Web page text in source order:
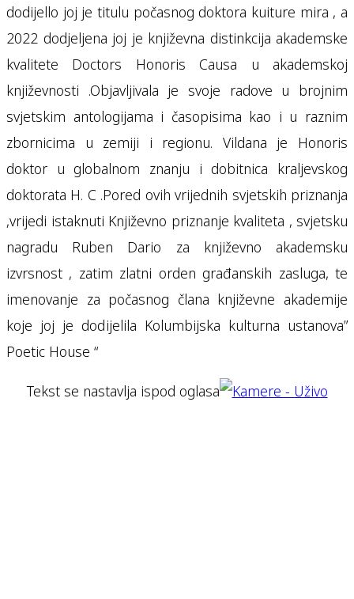
dodijello joj je titulu počasnog doktora kuiture mira , a
2022 dodjeljena joj je književna distinkcija akademske
kvalitete Doctors Honoris Causa u akademskoj
književnosti .Objavljivala je svoje radove u brojnim
svjetskim antologijama i časopisima kao i u raznim
zbornicima u zemiji i regionu. Vildana je Honoris
doktor u globalnom znanju i dobitnica kraljevskog
doktorata H. C .Pored ovih vrijednih svjetskih priznanja
,vrijedi istaknuti Književno priznanje kvaliteta , svjetsku
nagradu Ruben Dario za književno akademsku
izvrsnost , zatim zlatni orden građanskih zasluga, te
imenovanje za počasnog člana književne akademije
koje joj je dodijelila Kolumbijska kulturna ustanova”
Poetic House “
Tekst se nastavlja ispod oglasa